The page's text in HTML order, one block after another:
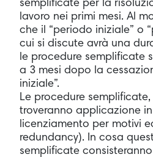
semplificate per la
lavoro nei primi mesi. Al
che il “periodo iniziale” o
cui si discute avrà una
le procedure semplificate
a 3 mesi dopo la
iniziale”.
Le procedure
troveranno applicazione
licenziamento per motivi
redundancy). In cosa
semplificate